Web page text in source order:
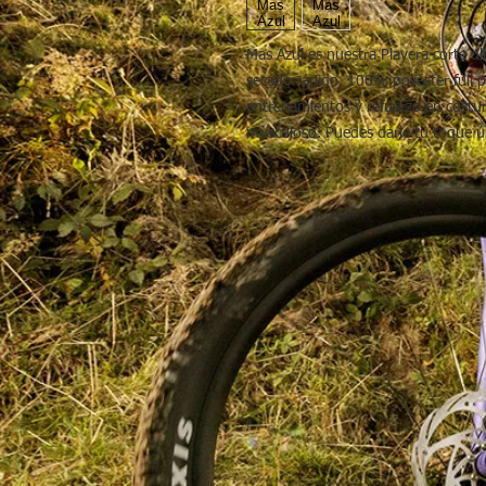
Mas Azul es nuestra Playera corte
secado rápido, 100% poliéster full
entrenamientos y refuerzo en
musculoso. Puedes darle tu toque